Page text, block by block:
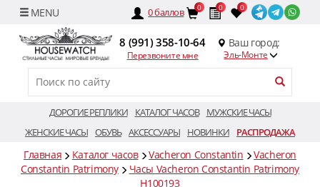
0баллов 0 0 0
8 (991) 358-10-64
Перезвоните мне
Ваш город:
Эль-Монте
ДОРОГИЕ РЕПЛИКИ КАТАЛОГ ЧАСОВ
МУЖСКИЕ ЧАСЫ
ЖЕНСКИЕ ЧАСЫ ОБУВЬ АКСЕССУАРЫ НОВИНКИ РАСПРОДАЖА
Главная Каталог часов Vacheron Constantin
Vacheron
Constantin Patrimony
Часы Vacheron Constantin Patrimony
H100193